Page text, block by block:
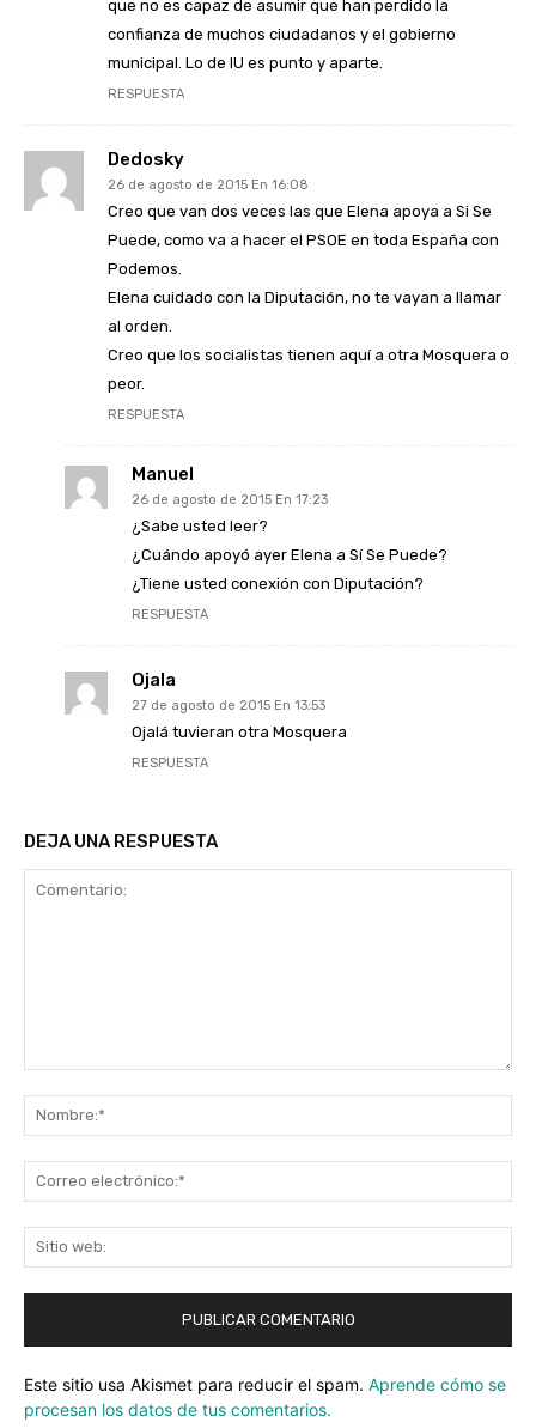
que no es capaz de asumir que han perdido la
confianza de muchos ciudadanos y el gobierno
municipal. Lo de IU es punto y aparte.
RESPUESTA
Dedosky
26 de agosto de 2015 En 16:08
Creo que van dos veces las que Elena apoya a Si Se
Puede, como va a hacer el PSOE en toda España con
Podemos.
Elena cuidado con la Diputación, no te vayan a llamar
al orden.
Creo que los socialistas tienen aquí a otra Mosquera o
peor.
RESPUESTA
Manuel
26 de agosto de 2015 En 17:23
¿Sabe usted leer?
¿Cuándo apoyó ayer Elena a Sí Se Puede?
¿Tiene usted conexión con Diputación?
RESPUESTA
Ojala
27 de agosto de 2015 En 13:53
Ojalá tuvieran otra Mosquera
RESPUESTA
DEJA UNA RESPUESTA
Este sitio usa Akismet para reducir el spam. Aprende cómo se
procesan los datos de tus comentarios.